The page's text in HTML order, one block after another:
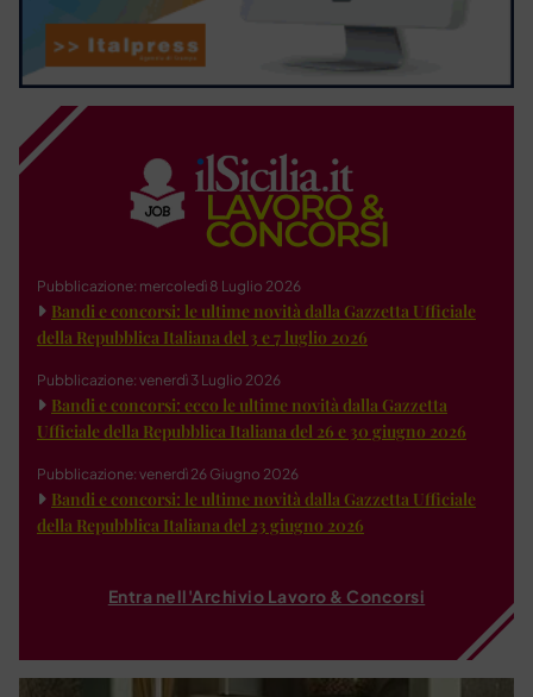
Pubblicazione: mercoledì 8 Luglio 2026
Bandi e concorsi: le ultime novità dalla Gazzetta Ufficiale
della Repubblica Italiana del 3 e 7 luglio 2026
Pubblicazione: venerdì 3 Luglio 2026
Bandi e concorsi: ecco le ultime novità dalla Gazzetta
Ufficiale della Repubblica Italiana del 26 e 30 giugno 2026
Pubblicazione: venerdì 26 Giugno 2026
Bandi e concorsi: le ultime novità dalla Gazzetta Ufficiale
della Repubblica Italiana del 23 giugno 2026
Entra nell'Archivio Lavoro & Concorsi